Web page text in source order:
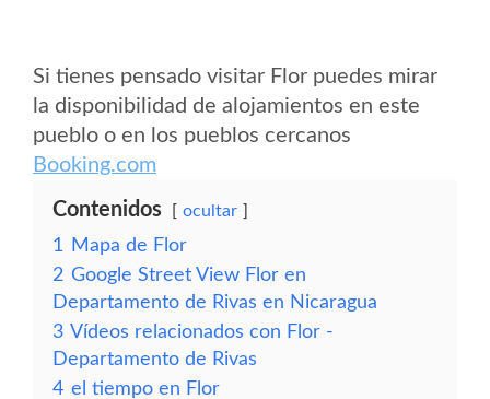
Si tienes pensado visitar Flor puedes mirar
la disponibilidad de alojamientos en este
pueblo o en los pueblos cercanos
Booking.com
Contenidos ocultar
1
Mapa de Flor
2 Google Street View Flor en
Departamento de Rivas en Nicaragua
3 Vídeos relacionados con Flor -
Departamento de Rivas
4 el tiempo en Flor